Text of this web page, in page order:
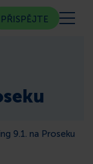
PŘISPĚJTE
9.1. na Proseku